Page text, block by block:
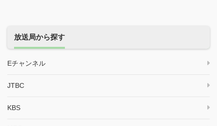
放送局から探す
Eチャンネル
JTBC
KBS